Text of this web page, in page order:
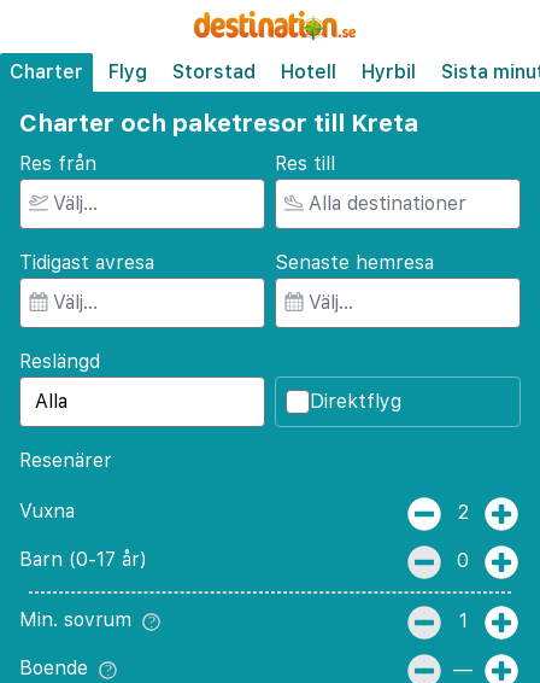
Charter Flyg Storstad Hotell Hyrbil Sista
Charter och paketresor till Kreta
Res från Res till
Tidigast avresa Senaste hemresa
Reslängd
Direktflyg
Resenärer
Vuxna 2
Barn (0-17 år) 0
Min. sovrum 1
Boende —